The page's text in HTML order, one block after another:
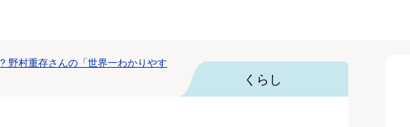
野村重存さんの「世界一わかりやす
くらし